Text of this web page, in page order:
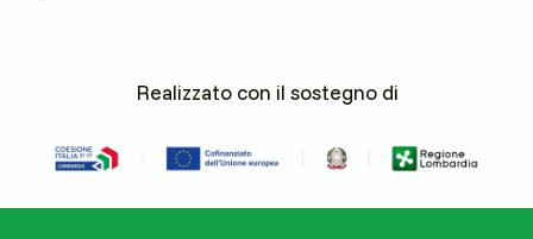
Realizzato con il sostegno di